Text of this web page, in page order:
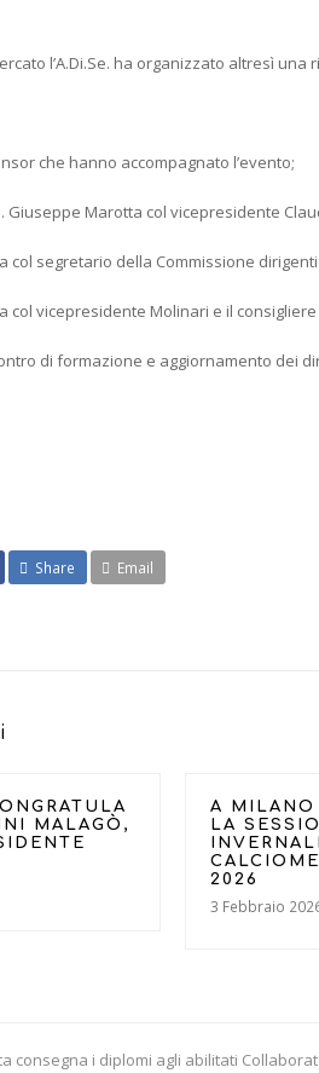
l’A.Di.Se. ha organizzato altresì
che hanno accompagnato l’evento;
Giuseppe Marotta col vicepresidente
col segretario della Commissione
col vicepresidente Molinari e il
di formazione e aggiornamento dei
Share Email
MALAGÒ,
A MILANO
LA
2026
3 Febbraio
consegna i diplomi agli abilitati